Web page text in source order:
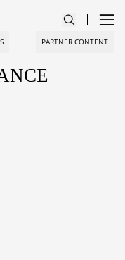
PARTNER CONTENT